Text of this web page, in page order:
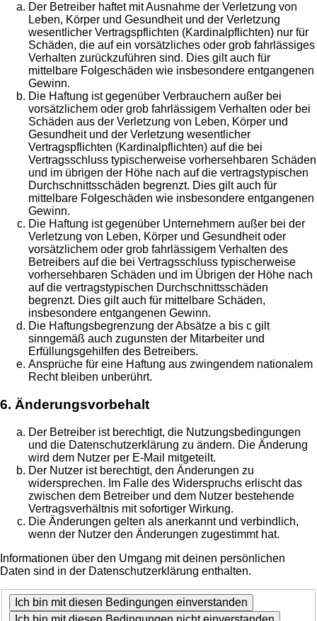
Der Betreiber haftet mit Ausnahme der Verletzung von
Leben, Körper und Gesundheit und der Verletzung
wesentlicher Vertragspflichten (Kardinalpflichten) nur für
Schäden, die auf ein vorsätzliches oder grob fahrlässiges
Verhalten zurückzuführen sind. Dies gilt auch für
mittelbare Folgeschäden wie insbesondere entgangenen
Gewinn.
Die Haftung ist gegenüber Verbrauchern außer bei
vorsätzlichem oder grob fahrlässigem Verhalten oder bei
Schäden aus der Verletzung von Leben, Körper und
Gesundheit und der Verletzung wesentlicher
Vertragspflichten (Kardinalpflichten) auf die bei
Vertragsschluss typischerweise vorhersehbaren Schäden
und im übrigen der Höhe nach auf die vertragstypischen
Durchschnittsschäden begrenzt. Dies gilt auch für
mittelbare Folgeschäden wie insbesondere entgangenen
Gewinn.
Die Haftung ist gegenüber Unternehmern außer bei der
Verletzung von Leben, Körper und Gesundheit oder
vorsätzlichem oder grob fahrlässigem Verhalten des
Betreibers auf die bei Vertragsschluss typischerweise
vorhersehbaren Schäden und im Übrigen der Höhe nach
auf die vertragstypischen Durchschnittsschäden
begrenzt. Dies gilt auch für mittelbare Schäden,
insbesondere entgangenen Gewinn.
Die Haftungsbegrenzung der Absätze a bis c gilt
sinngemäß auch zugunsten der Mitarbeiter und
Erfüllungsgehilfen des Betreibers.
Ansprüche für eine Haftung aus zwingendem nationalem
Recht bleiben unberührt.
6. Änderungsvorbehalt
Der Betreiber ist berechtigt, die Nutzungsbedingungen
und die Datenschutzerklärung zu ändern. Die Änderung
wird dem Nutzer per E-Mail mitgeteilt.
Der Nutzer ist berechtigt, den Änderungen zu
widersprechen. Im Falle des Widerspruchs erlischt das
zwischen dem Betreiber und dem Nutzer bestehende
Vertragsverhältnis mit sofortiger Wirkung.
Die Änderungen gelten als anerkannt und verbindlich,
wenn der Nutzer den Änderungen zugestimmt hat.
Informationen über den Umgang mit deinen persönlichen
Daten sind in der Datenschutzerklärung enthalten.